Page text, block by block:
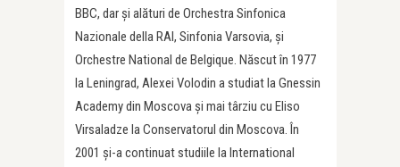
BBC, dar și alături de Orchestra Sinfonica
Nazionale della RAI, Sinfonia Varsovia, și
Orchestre National de Belgique. Născut în 1977
la Leningrad, Alexei Volodin a studiat la Gnessin
Academy din Moscova și mai târziu cu Eliso
Virsaladze la Conservatorul din Moscova. În
2001 și-a continuat studiile la International